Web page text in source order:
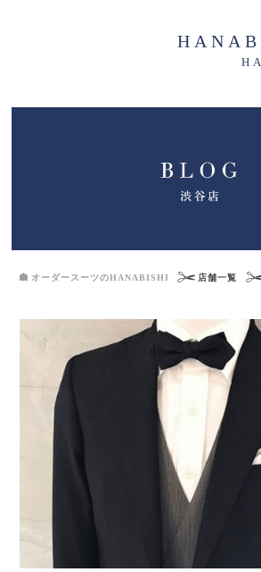
オーダースーツのHANABISHI 店舗一覧